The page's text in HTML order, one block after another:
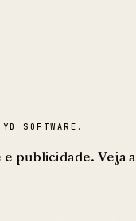
SOFTWARE.
publicidade. Veja a